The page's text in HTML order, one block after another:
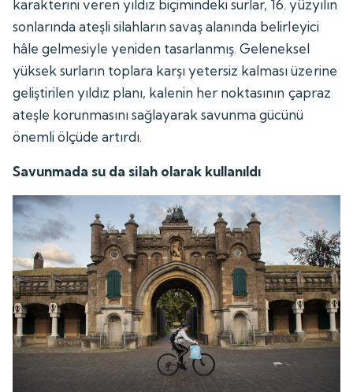
karakterini veren yıldız biçimindeki surlar, 16. yüzyılın
sonlarında ateşli silahların savaş alanında belirleyici
hâle gelmesiyle yeniden tasarlanmış. Geleneksel
yüksek surların toplara karşı yetersiz kalması üzerine
geliştirilen yıldız planı, kalenin her noktasının çapraz
ateşle korunmasını sağlayarak savunma gücünü
önemli ölçüde artırdı.
Savunmada su da silah olarak kullanıldı